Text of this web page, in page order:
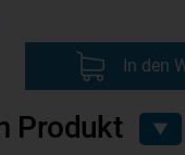
In den
Produkt ▼